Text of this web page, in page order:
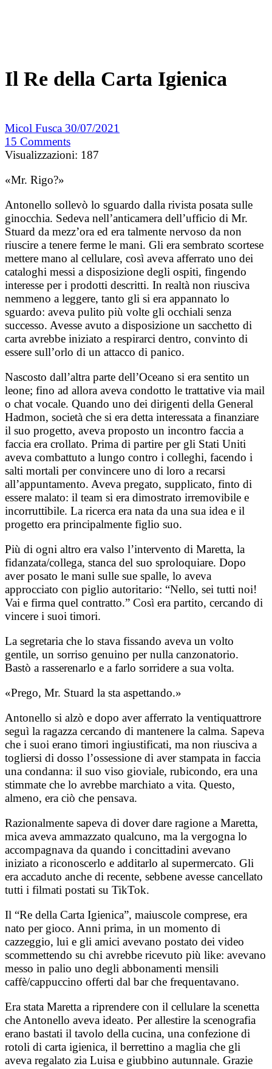
Il Re della Carta Igienica
Micol Fusca 30/07/2021
15 Comments
Visualizzazioni: 187
«Mr. Rigo?»
Antonello sollevò lo sguardo dalla rivista posata sulle
ginocchia. Sedeva nell’anticamera dell’ufficio di Mr.
Stuard da mezz’ora ed era talmente nervoso da non
riuscire a tenere ferme le mani. Gli era sembrato scortese
mettere mano al cellulare, così aveva afferrato uno dei
cataloghi messi a disposizione degli ospiti, fingendo
interesse per i prodotti descritti. In realtà non riusciva
nemmeno a leggere, tanto gli si era appannato lo
sguardo: aveva pulito più volte gli occhiali senza
successo. Avesse avuto a disposizione un sacchetto di
carta avrebbe iniziato a respirarci dentro, convinto di
essere sull’orlo di un attacco di panico.
Nascosto dall’altra parte dell’Oceano si era sentito un
leone; fino ad allora aveva condotto le trattative via mail
o chat vocale. Quando uno dei dirigenti della General
Hadmon, società che si era detta interessata a finanziare
il suo progetto, aveva proposto un incontro faccia a
faccia era crollato. Prima di partire per gli Stati Uniti
aveva combattuto a lungo contro i colleghi, facendo i
salti mortali per convincere uno di loro a recarsi
all’appuntamento. Aveva pregato, supplicato, finto di
essere malato: il team si era dimostrato irremovibile e
incorruttibile. La ricerca era nata da una sua idea e il
progetto era principalmente figlio suo.
Più di ogni altro era valso l’intervento di Maretta, la
fidanzata/collega, stanca del suo sproloquiare. Dopo
aver posato le mani sulle sue spalle, lo aveva
approcciato con piglio autoritario: “Nello, sei tutti noi!
Vai e firma quel contratto.” Così era partito, cercando di
vincere i suoi timori.
La segretaria che lo stava fissando aveva un volto
gentile, un sorriso genuino per nulla canzonatorio.
Bastò a rasserenarlo e a farlo sorridere a sua volta.
«Prego, Mr. Stuard la sta aspettando.»
Antonello si alzò e dopo aver afferrato la ventiquattrore
seguì la ragazza cercando di mantenere la calma. Sapeva
che i suoi erano timori ingiustificati, ma non riusciva a
togliersi di dosso l’ossessione di aver stampata in faccia
una condanna: il suo viso gioviale, rubicondo, era una
stimmate che lo avrebbe marchiato a vita. Questo,
almeno, era ciò che pensava.
Razionalmente sapeva di dover dare ragione a Maretta,
mica aveva ammazzato qualcuno, ma la vergogna lo
accompagnava da quando i concittadini avevano
iniziato a riconoscerlo e additarlo al supermercato. Gli
era accaduto anche di recente, sebbene avesse cancellato
tutti i filmati postati su TikTok.
Il “Re della Carta Igienica”, maiuscole comprese, era
nato per gioco. Anni prima, in un momento di
cazzeggio, lui e gli amici avevano postato dei video
scommettendo su chi avrebbe ricevuto più like: avevano
messo in palio uno degli abbonamenti mensili
caffè/cappuccino offerti dal bar che frequentavano.
Era stata Maretta a riprendere con il cellulare la scenetta
che Antonello aveva ideato. Per allestire la scenografia
erano bastati il tavolo della cucina, una confezione di
rotoli di carta igienica, il berrettino a maglia che gli
aveva regalato zia Luisa e giubbino autunnale. Grazie